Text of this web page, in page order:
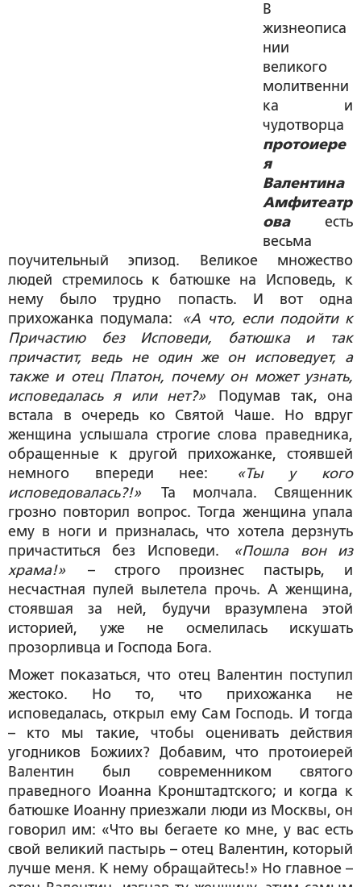
В
жизнеописа
нии
великого
молитвенни
ка и
чудотворца
протоиере
я
Валентина
Амфитеатр
оваесть
весьма
поучительный эпизод. Великое множество
людей стремилось к батюшке на Исповедь, к
нему было трудно попасть. И вот одна
прихожанка подумала: «А что, если подойти к
Причастию без Исповеди, батюшка и так
причастит, ведь не один же он исповедует, а
также и отец Платон, почему он может узнать,
исповедалась я или нет?» Подумав так, она
встала в очередь ко Святой Чаше. Но вдруг
женщина услышала строгие слова праведника,
обращенные к другой прихожанке, стоявшей
немного впереди нее:
«Ты у кого
исповедовалась?!» Та молчала. Священник
грозно повторил вопрос. Тогда женщина упала
ему в ноги и призналась, что хотела дерзнуть
причаститься без Исповеди. «Пошла вон из
храма!» – строго произнес пастырь, и
несчастная пулей вылетела прочь. А женщина,
стоявшая за ней, будучи вразумлена этой
историей, уже не осмелилась искушать
прозорливца и Господа Бога.
Может показаться, что отец Валентин поступил
жестоко. Но то, что прихожанка не
исповедалась, открыл ему Сам Господь. И тогда
– кто мы такие, чтобы оценивать действия
угодников Божиих? Добавим, что протоиерей
Валентин был современником святого
праведного Иоанна Кронштадтского; и когда к
батюшке Иоанну приезжали люди из Москвы, он
говорил им: «Что вы бегаете ко мне, у вас есть
свой великий пастырь – отец Валентин, который
лучше меня. К нему обращайтесь!» Но главное –